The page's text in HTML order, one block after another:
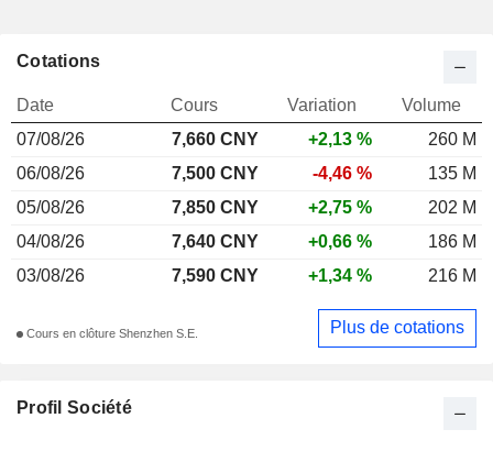
Profil Société
Cotations
Date Cours Variation
Volume
07/08/26
7,660 CNY +2,13 %
260 M
06/08/26
7,500 CNY -4,46 %
135 M
05/08/26
7,850 CNY +2,75 %
202 M
04/08/26
7,640 CNY +0,66 %
186 M
03/08/26
7,590 CNY +1,34 % 216 M
Cours en clôture Shenzhen S.E. Plus de cotations